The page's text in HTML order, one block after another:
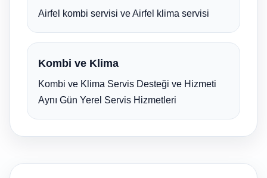
Airfel kombi servisi ve Airfel klima servisi
Kombi ve Klima
Kombi ve Klima Servis Desteği ve Hizmeti
Aynı Gün Yerel Servis Hizmetleri